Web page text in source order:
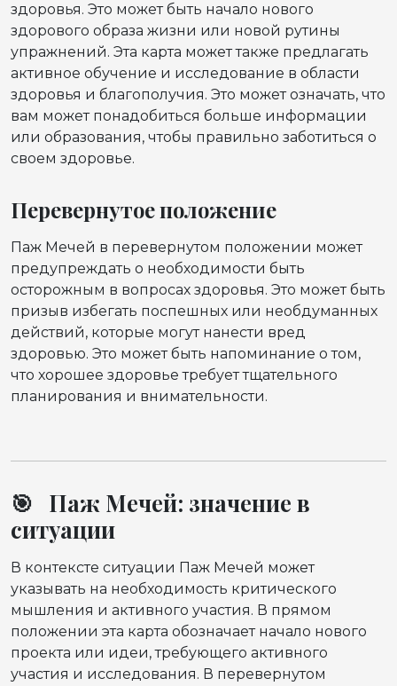
здоровья. Это может быть начало нового
здорового образа жизни или новой рутины
упражнений. Эта карта может также предлагать
активное обучение и исследование в области
здоровья и благополучия. Это может означать, что
вам может понадобиться больше информации
или образования, чтобы правильно заботиться о
своем здоровье.
Перевернутое положение
Паж Мечей в перевернутом положении может
предупреждать о необходимости быть
осторожным в вопросах здоровья. Это может быть
призыв избегать поспешных или необдуманных
действий, которые могут нанести вред
здоровью. Это может быть напоминание о том,
что хорошее здоровье требует тщательного
планирования и внимательности.
🎯 Паж Мечей: значение в
ситуации
В контексте ситуации Паж Мечей может
указывать на необходимость критического
мышления и активного участия. В прямом
положении эта карта обозначает начало нового
проекта или идеи, требующего активного
участия и исследования. В перевернутом